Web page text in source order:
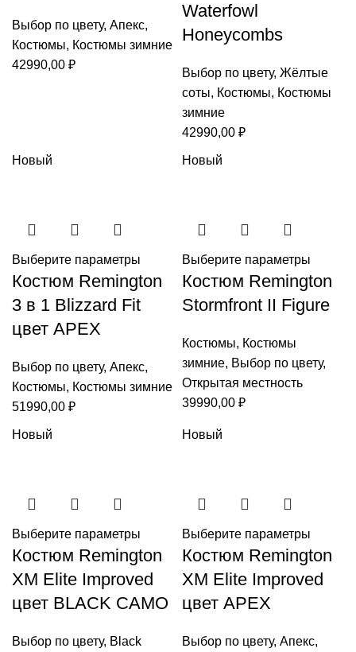
Выбор по цвету, Апекс,
Костюмы, Костюмы зимние
42990,00 ₽
Waterfowl
Honeycombs
Выбор по цвету, Жёлтые
соты, Костюмы, Костюмы
зимние
42990,00 ₽
Новый
Выберите параметры
Костюм Remington
3 в 1 Blizzard Fit
цвет APEX
Выбор по цвету, Апекс,
Костюмы, Костюмы зимние
51990,00 ₽
Новый
Выберите параметры
Костюм Remington
Stormfront II Figure
Костюмы, Костюмы
зимние, Выбор по цвету,
Открытая местность
39990,00 ₽
Новый
Выберите параметры
Костюм Remington
XM Elite Improved
цвет BLACK CAMO
Выбор по цвету, Black
Новый
Выберите параметры
Костюм Remington
XM Elite Improved
цвет APEX
Выбор по цвету, Апекс,